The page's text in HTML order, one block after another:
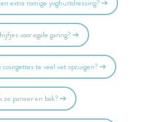
extra romige yoghurtdressing?
voor egale garing?
te veel vet opzuigen?
paneer en bak?